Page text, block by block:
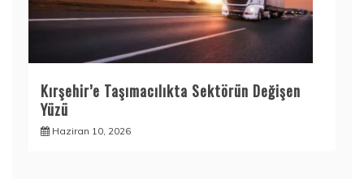
Kırşehir’e Taşımacılıkta Sektörün Değişen
Yüzü
Haziran 10, 2026